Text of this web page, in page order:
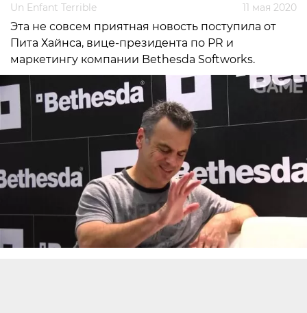
Un Enfant Terrible 11 мая 2020
Эта не совсем приятная новость поступила от
Пита Хайнса, вице-президента по PR и
маркетингу компании Bethesda Softworks.